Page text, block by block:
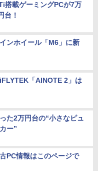
搭載ゲーミングPCが7万
台！
ンホイール「M6」に新
「AINOTE 2」は
た2万円台の“小さなピュ
ー”
PC情報はこのページで